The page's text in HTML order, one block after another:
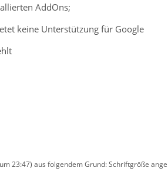
AddOns;
keine Unterstützung für Google
23:47) aus folgendem Grund: Schriftgröße